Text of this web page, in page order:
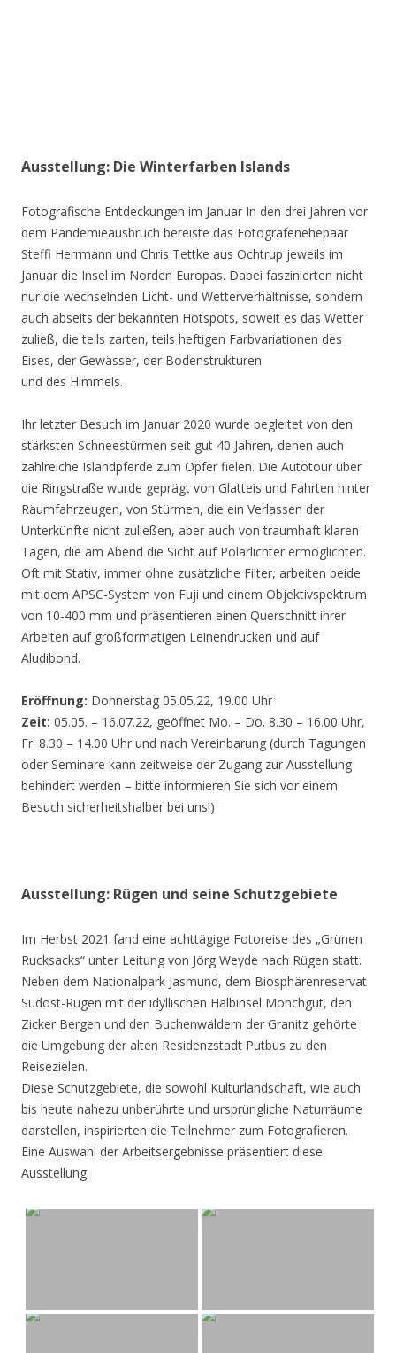
Ausstellung: Die Winterfarben Islands
Fotografische Entdeckungen im Januar In den drei Jahren vor
dem Pandemieausbruch bereiste das Fotografenehepaar
Steffi Herrmann und Chris Tettke aus Ochtrup jeweils im
Januar die Insel im Norden Europas. Dabei faszinierten nicht
nur die wechselnden Licht- und Wetterverhältnisse, sondern
auch abseits der bekannten Hotspots, soweit es das Wetter
zuließ, die teils zarten, teils heftigen Farbvariationen des
Eises, der Gewässer, der Bodenstrukturen
und des Himmels.
Ihr letzter Besuch im Januar 2020 wurde begleitet von den
stärksten Schneestürmen seit gut 40 Jahren, denen auch
zahlreiche Islandpferde zum Opfer fielen. Die Autotour über
die Ringstraße wurde geprägt von Glatteis und Fahrten hinter
Räumfahrzeugen, von Stürmen, die ein Verlassen der
Unterkünfte nicht zuließen, aber auch von traumhaft klaren
Tagen, die am Abend die Sicht auf Polarlichter ermöglichten.
Oft mit Stativ, immer ohne zusätzliche Filter, arbeiten beide
mit dem APSC-System von Fuji und einem Objektivspektrum
von 10-400 mm und präsentieren einen Querschnitt ihrer
Arbeiten auf großformatigen Leinendrucken und auf
Aludibond.
Eröffnung: Donnerstag 05.05.22, 19.00 Uhr
Zeit: 05.05. – 16.07.22, geöffnet Mo. – Do. 8.30 – 16.00 Uhr,
Fr. 8.30 – 14.00 Uhr und nach Vereinbarung (durch Tagungen
oder Seminare kann zeitweise der Zugang zur Ausstellung
behindert werden – bitte informieren Sie sich vor einem
Besuch sicherheitshalber bei uns!)
Ausstellung: Rügen und seine Schutzgebiete
Im Herbst 2021 fand eine achttägige Fotoreise des „Grünen
Rucksacks“ unter Leitung von Jörg Weyde nach Rügen statt.
Neben dem Nationalpark Jasmund, dem Biosphärenreservat
Südost-Rügen mit der idyllischen Halbinsel Mönchgut, den
Zicker Bergen und den Buchenwäldern der Granitz gehörte
die Umgebung der alten Residenzstadt Putbus zu den
Reisezielen.
Diese Schutzgebiete, die sowohl Kulturlandschaft, wie auch
bis heute nahezu unberührte und ursprüngliche Naturräume
darstellen, inspirierten die Teilnehmer zum Fotografieren.
Eine Auswahl der Arbeitsergebnisse präsentiert diese
Ausstellung.